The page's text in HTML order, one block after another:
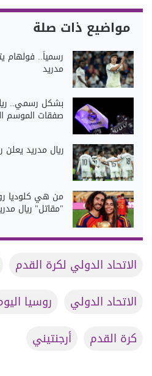
مواضيع ذات صلة
رسمياً.. فولهام
مدريد
بشكل رسمي..
صفقات الموسم
ريال مدريد
من هي كلوديا
"مقاتل" ريال
الاتحاد الدولي لكرة القدم
الاتحاد الدولي
روسيا
كرة القدم
أرجنتيني